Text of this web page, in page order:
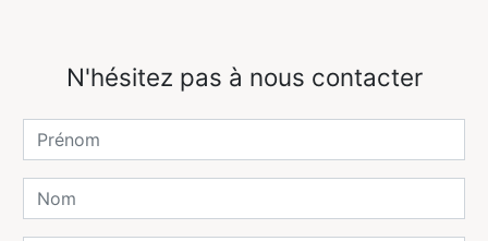
N'hésitez pas à nous contacter